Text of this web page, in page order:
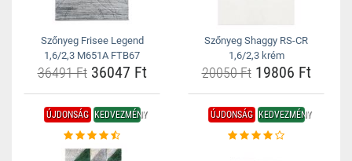
Szőnyeg Frisee Legend
1,6/2,3 M651A FTB67
36491 Ft36047 Ft
Szőnyeg Shaggy RS-CR
1,6/2,3 krém
20050 Ft19806 Ft
ÚJDONSÁG KEDVEZMÉNY ÚJDONSÁG KEDVEZMÉNY